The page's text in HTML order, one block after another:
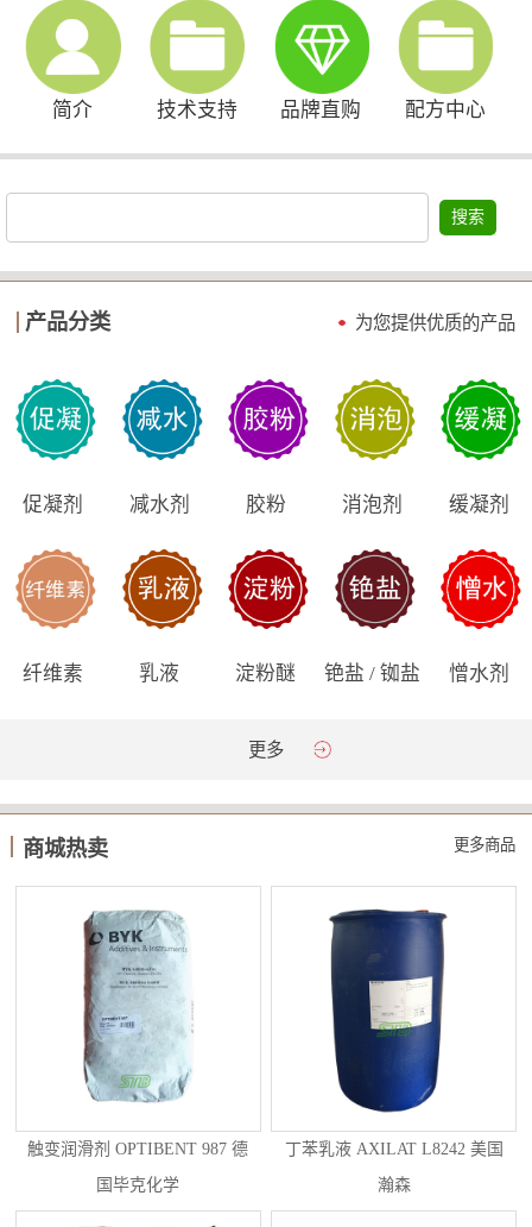
简介 技术支持 品牌直购 配方中心
搜索
产品分类 为您提供优质的产品
促凝剂 减水剂 胶粉 消泡剂 缓凝剂
纤维素 乳液 淀粉醚 铯盐 / 铷盐 憎水剂
更多
商城热卖 更多商品
触变润滑剂 OPTIBENT 987 德
国毕克化学
丁苯乳液 AXILAT L8242 美国
瀚森